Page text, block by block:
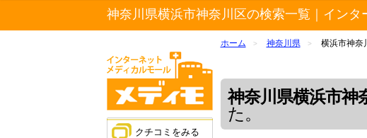
神奈川県横浜市神奈川区の検索一覧｜イン
クチコミをみる
ホーム > 神奈川県 > 横浜市神奈
神奈川県横浜市
た。